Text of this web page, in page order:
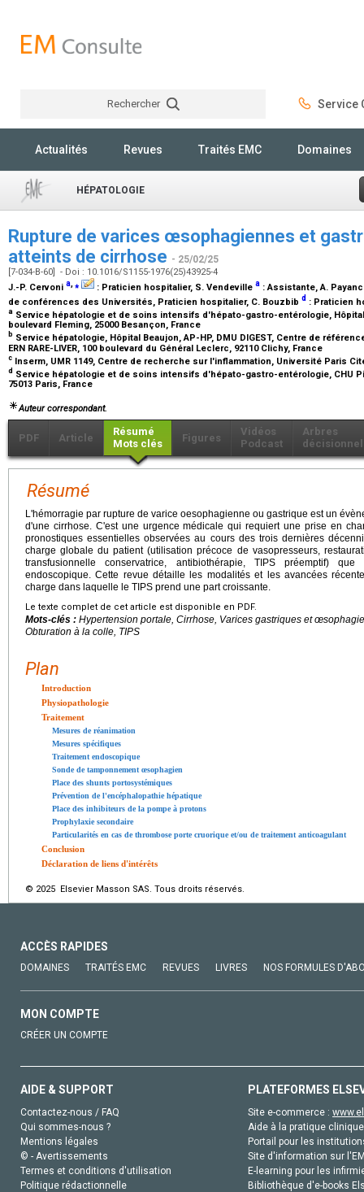
Rechercher Service
Actualités Revues Traités EMC Domaines
HÉPATOLOGIE
Rupture de varices œsophagiennes et
atteints de cirrhose - 25/02/25
[7-034-B-60] - Doi : 10.1016/S1155-1976(25)43925-4
J.-P. Cervoni a,⁎ : Praticien hospitalier, S. Vendeville a :Assistante, A.
de conférences des Universités, Praticien hospitalier, C. Bouzbib d : Praticien
a Service hépatologie et de soins intensifs d'hépato-gastro-entérologie, Hôpital
boulevard Fleming, 25000 Besançon, France
b Service hépatologie, Hôpital Beaujon, AP-HP, DMU DIGEST, Centre de
ERN RARE-LIVER, 100 boulevard du Général Leclerc, 92110 Clichy, France
c Inserm, UMR 1149, Centre de recherche sur l'inflammation, Université Paris
d Service hépatologie et de soins intensifs d'hépato-gastro-entérologie, CHU
75013 Paris, France
Auteur correspondant.
PDF Article
Résumé
Mots clés
Figures
Vidéos
Podcast
Arbres
Résumé
L'hémorragie par rupture de varice oesophagienne ou gastrique est un
d'une cirrhose. C'est une urgence médicale qui requiert une prise en
pronostiques essentielles observées au cours des trois dernières
charge globale du patient (utilisation précoce de vasopresseurs,
transfusionnelle conservatrice, antibiothérapie, TIPS préemptif)
endoscopique. Cette revue détaille les modalités et les avancées
charge dans laquelle le TIPS prend une part croissante.
Le texte complet de cet article est disponible en PDF.
Mots-clés : Hypertension portale, Cirrhose, Varices gastriques et
Obturation à la colle, TIPS
Plan
Introduction
Physiopathologie
Traitement
Mesures de réanimation
Mesures spécifiques
Traitement endoscopique
Sonde de tamponnement œsophagien
Place des shunts portosystémiques
Prévention de l'encéphalopathie hépatique
Place des inhibiteurs de la pompe à protons
Prophylaxie secondaire
Particularités en cas de thrombose porte cruorique et/ou de traitement anticoagulant
Conclusion
Déclaration de liens d'intérêts
© 2025 Elsevier Masson SAS. Tous droits réservés.
ACCÈS RAPIDES
DOMAINES TRAITÉS EMC REVUES LIVRES NOS FORMULES
MON COMPTE
CRÉER UN COMPTE
AIDE & SUPPORT
Contactez-nous / FAQ
Qui sommes-nous ?
Mentions légales
© - Avertissements
Termes et conditions d'utilisation
Politique rédactionnelle
PLATEFORMES
Site e-commerce :
Aide à la pratique
Portail pour les
Site d'information sur
E-learning pour les
Bibliothèque d'e-books